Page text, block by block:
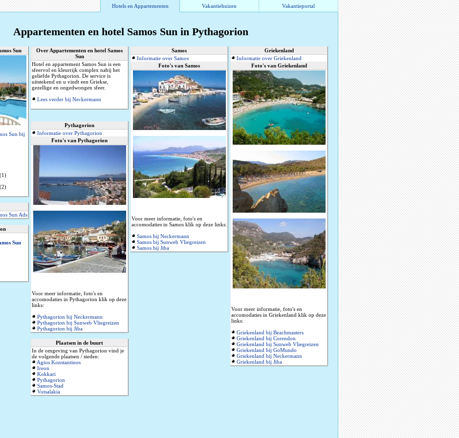
Hotels en Appartementen Vakantiehuizen Vakantieportal
Appartementen en hotel Samos Sun in Pythagorion
Sun
Sun bij
(1)
(2)
Sun Ads
Sun
Over Appartementen en hotel Samos
Sun
Hotel en appartement Samos Sun is een
sfeervol en kleurrijk complex nabij het
geliefde Pythagorion. De service is
uitstekend en u vindt een Griekse,
gezellige en ongedwongen sfeer.
Lees verder bij Neckermann
Pythagorion
Informatie over Pythagorion
Foto's van Pythagorion
Voor meer informatie, foto's en
accomodaties in Pythagorion klik op deze
links:
Pythagorion bij Neckermann
Pythagorion bij Sunweb Vliegreizen
Pythagorion bij Jiba
Plaatsen in de buurt
In de omgeving van Pythagorion vind je
de volgende plaatsen / steden:
Agios Konstantinos
Ireon
Kokkari
Pythagorion
Samos-Stad
Votsalakia
Samos
Informatie over Samos
Foto's van Samos
Voor meer informatie, foto's en
accomodaties in Samos klik op deze links:
Samos bij Neckermann
Samos bij Sunweb Vliegreizen
Samos bij Jiba
Griekenland
Informatie over Griekenland
Foto's van Griekenland
Voor meer informatie, foto's en
accomodaties in Griekenland klik op deze
links:
Griekenland bij Beachmasters
Griekenland bij Corendon
Griekenland bij Sunweb Vliegreizen
Griekenland bij GoMundo
Griekenland bij Neckermann
Griekenland bij Jiba